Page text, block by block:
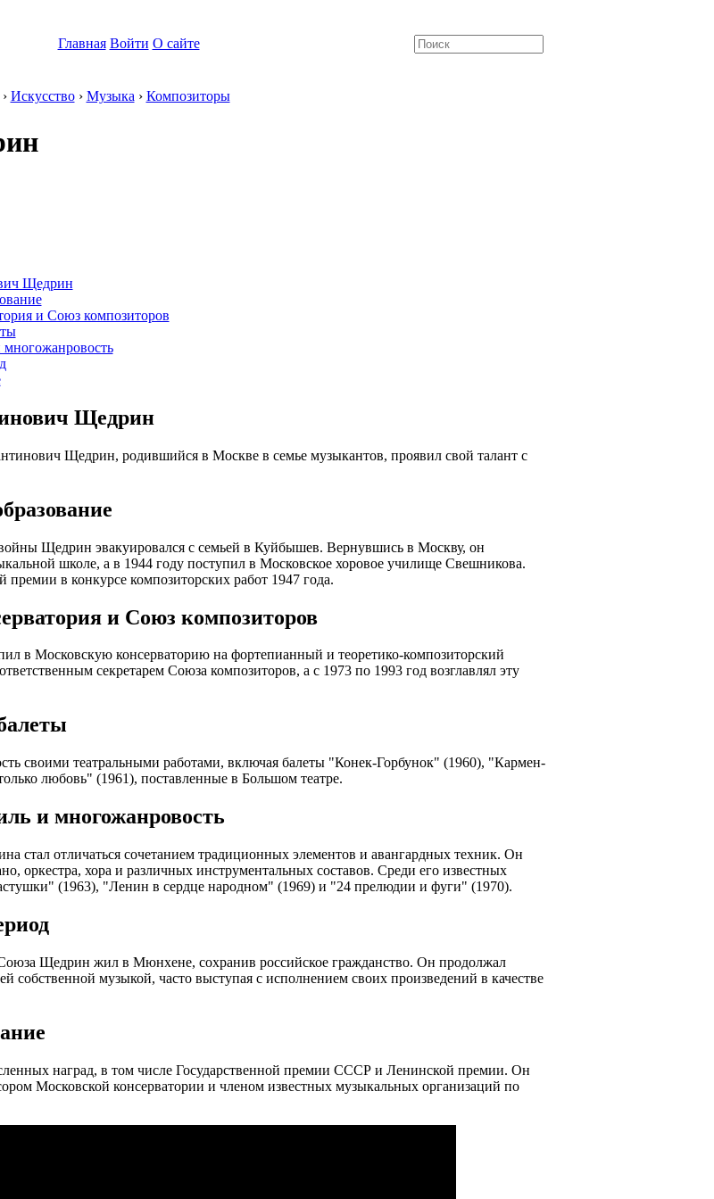
Главная Войти О сайте
› Искусство› Музыка › Композиторы
Щедрин
и Союз композиторов
Щедрин
Щедрин, родившийся в Москве в семье музыкантов, проявил свой талант с
Щедрин эвакуировался с семьей в Куйбышев. Вернувшись в Москву, он
школе, а в 1944 году поступил в Московское хоровое училище Свешникова.
премии в конкурсе композиторских работ 1947 года.
и Союз композиторов
в Московскую консерваторию на фортепианный и теоретико-композиторский
секретарем Союза композиторов, а с 1973 по 1993 год возглавлял эту
своими театральными работами, включая балеты "Конек-Горбунок" (1960), "Кармен-
любовь" (1961), поставленные в Большом театре.
и многожанровость
стал отличаться сочетанием традиционных элементов и авангардных техник. Он
оркестра, хора и различных инструментальных составов. Среди его известных
(1963), "Ленин в сердце народном" (1969) и "24 прелюдии и фуги" (1970).
Щедрин жил в Мюнхене, сохранив российское гражданство. Он продолжал
собственной музыкой, часто выступая с исполнением своих произведений в качестве
наград, в том числе Государственной премии СССР и Ленинской премии. Он
Московской консерватории и членом известных музыкальных организаций по